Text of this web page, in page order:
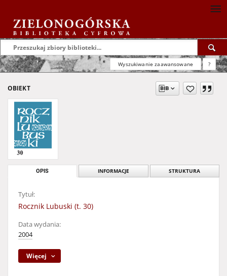
Wyszukiwanie zaawansowane ?
OBIEKT
OPIS INFORMACJE STRUKTURA
Tytuł:
Rocznik Lubuski (t. 30)
Data wydania:
2004
Więcej